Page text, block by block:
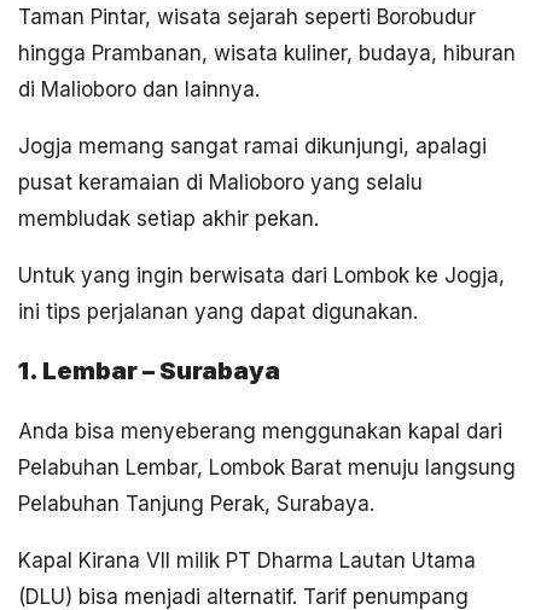
Taman Pintar, wisata sejarah seperti Borobudur
hingga Prambanan, wisata kuliner, budaya, hiburan
di Malioboro dan lainnya.
Jogja memang sangat ramai dikunjungi, apalagi
pusat keramaian di Malioboro yang selalu
membludak setiap akhir pekan.
Untuk yang ingin berwisata dari Lombok ke Jogja,
ini tips perjalanan yang dapat digunakan.
1. Lembar – Surabaya
Anda bisa menyeberang menggunakan kapal dari
Pelabuhan Lembar, Lombok Barat menuju langsung
Pelabuhan Tanjung Perak, Surabaya.
Kapal Kirana VII milik PT Dharma Lautan Utama
(DLU) bisa menjadi alternatif. Tarif penumpang